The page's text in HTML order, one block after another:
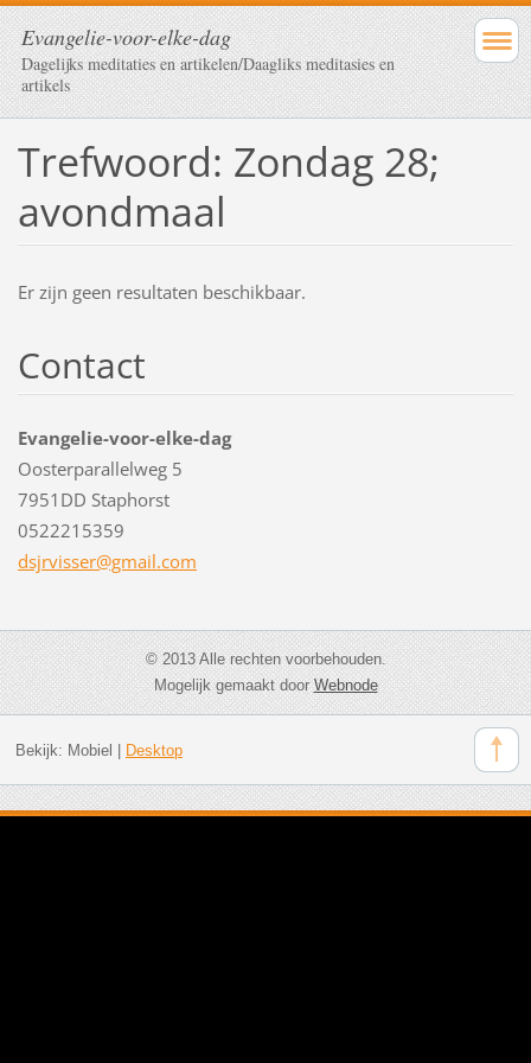
Evangelie-voor-elke-dag
Dagelijks meditaties en artikelen/Daagliks meditasies en
artikels
Trefwoord: Zondag 28;
avondmaal
Er zijn geen resultaten beschikbaar.
Contact
Evangelie-voor-elke-dag
Oosterparallelweg 5
7951DD Staphorst
0522215359
dsjrvisser@gmail.com
© 2013 Alle rechten voorbehouden.
Mogelijk gemaakt doorWebnode
Bekijk: Mobiel Desktop